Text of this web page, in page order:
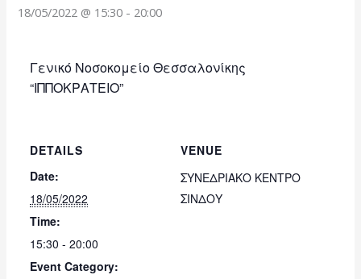
18/05/2022 @ 15:30 - 20:00
Γενικό Νοσοκομείο Θεσσαλονίκης
“ΙΠΠΟΚΡΑΤΕΙΟ”
DETAILS
Date:
18/05/2022
Time:
15:30 - 20:00
Event Category:
VENUE
ΣΥΝΕΔΡΙΑΚΟ ΚΕΝΤΡΟ
ΣΙΝΔΟΥ